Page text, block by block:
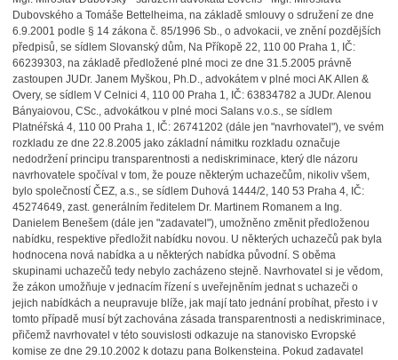
Dubovského a Tomáše Bettelheima, na základě smlouvy o sdružení ze dne
6.9.2001 podle § 14 zákona č. 85/1996 Sb., o advokacii, ve znění pozdějších
předpisů, se sídlem Slovanský dům, Na Příkopě 22, 110 00 Praha 1, IČ:
66239303, na základě předložené plné moci ze dne 31.5.2005 právně
zastoupen JUDr. Janem Myškou, Ph.D., advokátem v plné moci AK Allen &
Overy, se sídlem V Celnici 4, 110 00 Praha 1, IČ: 63834782 a JUDr. Alenou
Bányaiovou, CSc., advokátkou v plné moci Salans v.o.s., se sídlem
Platnéřská 4, 110 00 Praha 1, IČ: 26741202 (dále jen "navrhovatel"), ve svém
rozkladu ze dne 22.8.2005 jako základní námitku rozkladu označuje
nedodržení principu transparentnosti a nediskriminace, který dle názoru
navrhovatele spočíval v tom, že pouze některým uchazečům, nikoliv všem,
bylo společností ČEZ, a.s., se sídlem Duhová 1444/2, 140 53 Praha 4, IČ:
45274649, zast. generálním ředitelem Dr. Martinem Romanem a Ing.
Danielem Benešem (dále jen "zadavatel"), umožněno změnit předloženou
nabídku, respektive předložit nabídku novou. U některých uchazečů pak byla
hodnocena nová nabídka a u některých nabídka původní. S oběma
skupinami uchazečů tedy nebylo zacházeno stejně. Navrhovatel si je vědom,
že zákon umožňuje v jednacím řízení s uveřejněním jednat s uchazeči o
jejich nabídkách a neupravuje blíže, jak mají tato jednání probíhat, přesto i v
tomto případě musí být zachována zásada transparentnosti a nediskriminace,
přičemž navrhovatel v této souvislosti odkazuje na stanovisko Evropské
komise ze dne 29.10.2002 k dotazu pana Bolkensteina. Pokud zadavatel